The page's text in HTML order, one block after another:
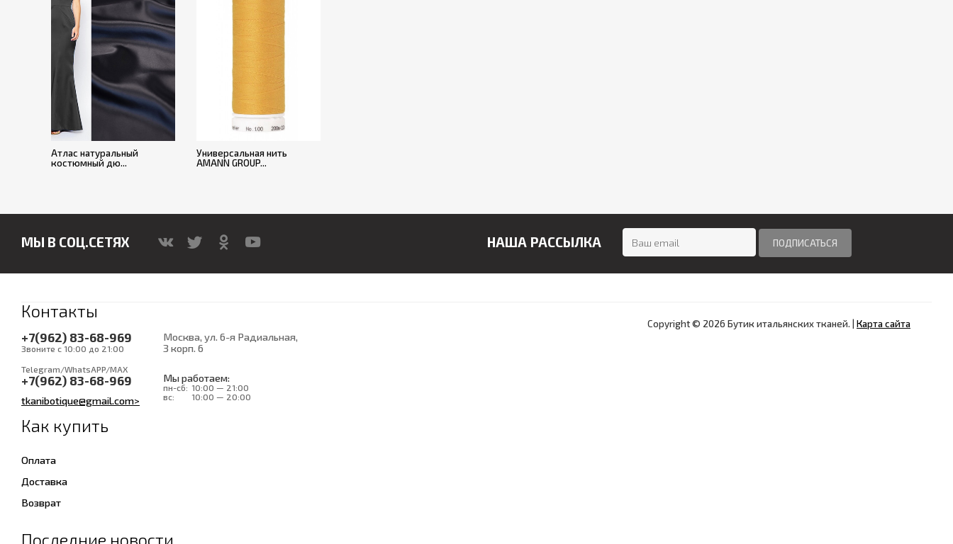
Атлас натуральный
костюмный дю...
Универсальная нить
AMANN GROUP...
МЫ В СОЦ.СЕТЯХ НАША РАССЫЛКА
Контакты
+7(962) 83-68-969
Звоните с 10:00 до 21:00
Telegram/WhatsAPP/MAX
+7(962) 83-68-969
tkanibotique@gmail.com>
Москва, ул. 6-я Радиальная,
3 корп. 6
Мы работаем:
пн-сб: 10:00 — 21:00
вс:
10:00 — 20:00
Как купить
Оплата
Доставка
Возврат
Последние новости
Copyright © 2026 Бутик итальянских тканей. Карта сайта